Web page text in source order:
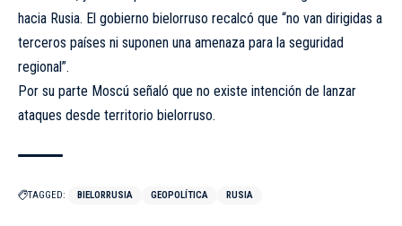
hacia Rusia. El gobierno bielorruso recalcó que “no van dirigidas a
terceros países ni suponen una amenaza para la seguridad
regional”.
Por su parte Moscú señaló que no existe intención de lanzar
ataques desde territorio bielorruso.
TAGGED: BIELORRUSIA GEOPOLÍTICA RUSIA